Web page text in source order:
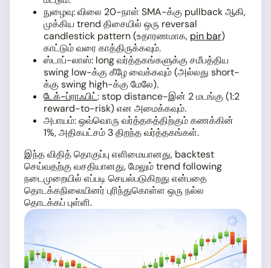
நுழைவு: விலை 20-நாள் SMA-க்கு pullback ஆகி,
முக்கிய trend திசையில் ஒரு reversal
candlestick pattern (உதாரணமாக, pin bar)
காட்டும் வரை காத்திருக்கவும்.
ஸ்டாப்-லாஸ்: long வர்த்தகங்களுக்கு சமீபத்திய
swing low-க்கு கீழே வைக்கவும் (அல்லது short-
க்கு swing high-க்கு மேலே).
டேக்-ப்ராஃபிட்: stop distance-இன் 2 மடங்கு (1:2
reward-to-risk) என அமைக்கவும்.
அபாயம்: ஒவ்வொரு வர்த்தகத்திற்கும் கணக்கின்
1%, அதிகபட்சம் 3 திறந்த வர்த்தகங்கள்.
இந்த விதித் தொகுப்பு எளிமையானது, backtest
செய்வதற்கு வசதியானது, மேலும் trend following
நடைமுறையில் எப்படி செயல்படுகிறது என்பதை
தொடக்கநிலையினர் புரிந்துகொள்ள ஒரு நல்ல
தொடக்கப் புள்ளி.